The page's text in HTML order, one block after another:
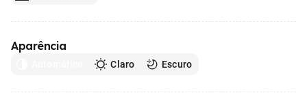
Aparência
Claro Escuro